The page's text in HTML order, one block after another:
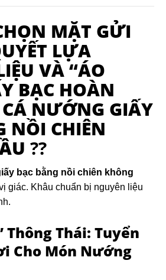
MẶT GỬI
LỰA
VÀ “ÁO
BẠC HOÀN
CÁ NƯỚNG GIẤY
NỒI CHIÊN
??️
bạc bằng nồi chiên không
giác. Khâu chuẩn bị nguyên liệu
Thông Thái: Tuyển
Cho Món Nướng